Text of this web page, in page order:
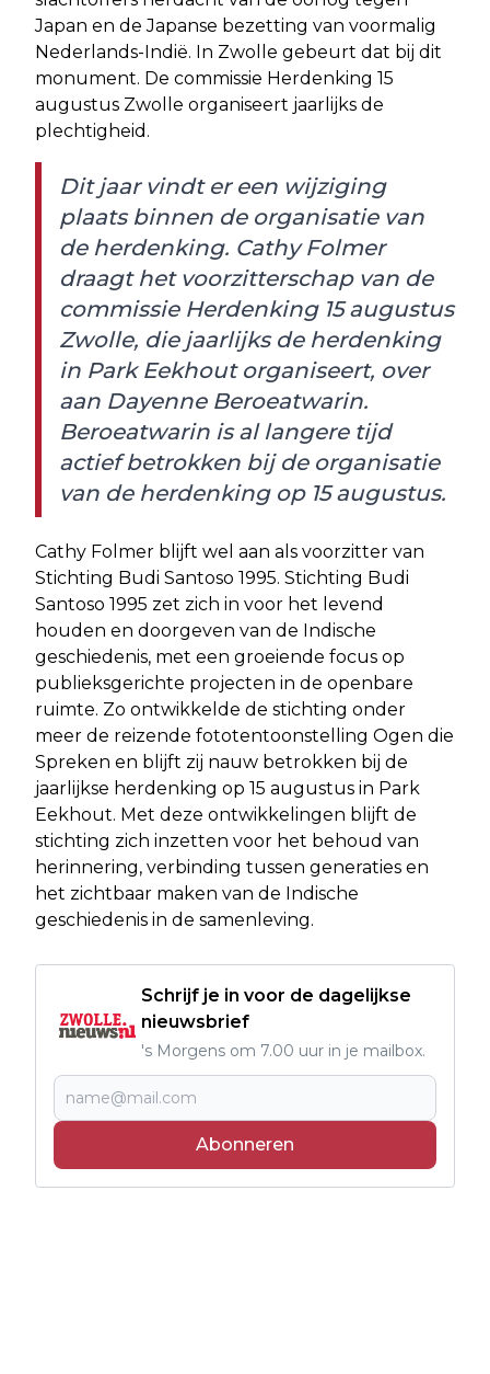
Japan en de Japanse bezetting van voormalig
Nederlands-Indië. In Zwolle gebeurt dat bij dit
monument. De commissie Herdenking 15
augustus Zwolle organiseert jaarlijks de
plechtigheid.
Dit jaar vindt er een wijziging
plaats binnen de organisatie van
de herdenking. Cathy Folmer
draagt het voorzitterschap van de
commissie Herdenking 15 augustus
Zwolle, die jaarlijks de herdenking
in Park Eekhout organiseert, over
aan Dayenne Beroeatwarin.
Beroeatwarin is al langere tijd
actief betrokken bij de organisatie
van de herdenking op 15 augustus.
Cathy Folmer blijft wel aan als voorzitter van
Stichting Budi Santoso 1995. Stichting Budi
Santoso 1995 zet zich in voor het levend
houden en doorgeven van de Indische
geschiedenis, met een groeiende focus op
publieksgerichte projecten in de openbare
ruimte. Zo ontwikkelde de stichting onder
meer de reizende fototentoonstelling Ogen die
Spreken en blijft zij nauw betrokken bij de
jaarlijkse herdenking op 15 augustus in Park
Eekhout. Met deze ontwikkelingen blijft de
stichting zich inzetten voor het behoud van
herinnering, verbinding tussen generaties en
het zichtbaar maken van de Indische
geschiedenis in de samenleving.
Schrijf je in voor de dagelijkse
nieuwsbrief
's Morgens om 7.00 uur in je mailbox.
Abonneren